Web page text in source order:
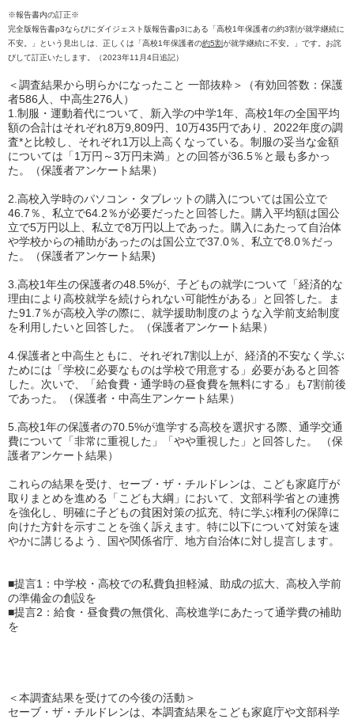
※報告書内の訂正※
完全版報告書p3ならびにダイジェスト版報告書p3にある「高校1年保護者の約3割が就学継続に
不安。」という見出しは、 正しくは「高校1年保護者の約5割が就学継続に不安。」です。お詫
びして訂正いたします。（2023年11月4日追記）
＜調査結果から明らかになったこと 一部抜粋＞
（有効回答数：保護
者586人、中高生276人）
1.制服・運動着代について、新入学の中学1年、高校1年の全国平均
額の合計はそれぞれ8万9,809円、10万435円であり、2022年度の調
査*と比較し、それぞれ1万以上高くなっている。制服の妥当な金額
については「1万円～3万円未満」との回答が36.5％と最も多かっ
た。（保護者アンケート結果）
2.高校入学時のパソコン・タブレットの購入については国公立で
46.7％、私立で64.2％が必要だったと回答した。購入平均額は国公
立で5万円以上、私立で8万円以上であった。購入にあたって自治体
や学校からの補助があったのは国公立で37.0％、私立で8.0％だっ
た。（保護者アンケート結果)
3.高校1年生の保護者の48.5%が、子どもの就学について「経済的な
理由により高校就学を続けられない可能性がある」と回答した。ま
た91.7％が高校入学の際に、就学援助制度のような入学前支給制度
を利用したいと回答した。（保護者アンケート結果）
4.保護者と中高生ともに、それぞれ7割以上が、経済的不安なく学ぶ
ためには「学校に必要なものは学校で用意する」必要があると回答
した。次いで、「給食費・通学時の昼食費を無料にする」も7割前後
であった。（保護者・中高生アンケート結果）
5.高校1年の保護者の70.5%が進学する高校を選択する際、通学交通
費について「非常に重視した」「やや重視した」と回答した。 （保
護者アンケート結果）
これらの結果を受け、セーブ・ザ・チルドレンは、こども家庭庁が
取りまとめを進める「こども大綱」において、文部科学省との連携
を強化し、明確に子どもの貧困対策の拡充、特に学ぶ権利の保障に
向けた方針を示すことを強く訴えます。特に以下について対策を速
やかに講じるよう、国や関係省庁、地方自治体に対し提言します。
■提言1：中学校・高校での私費負担軽減、助成の拡大、高校入学前
の準備金の創設を
■提言2：給食・昼食費の無償化、高校進学にあたって通学費の補助
を
＜本調査結果を受けての今後の活動＞
セーブ・ザ・チルドレンは、本調査結果をこども家庭庁や文部科学